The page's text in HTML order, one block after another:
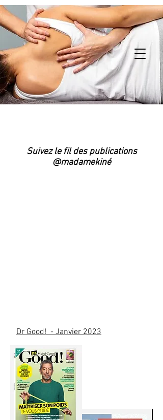
Suivez le fil des publications
@madamekiné
Dr Good! - Janvier 2023